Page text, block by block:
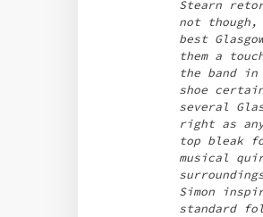
Stearn
not
best
them a
the band in
shoe
several
right as
top bleak
musical
Simon
standard